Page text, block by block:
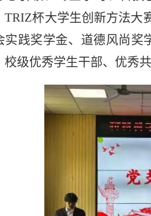
TRIZ杯大学生创新方法大
实践奖学金、道德风尚奖
校级优秀学生干部、优秀